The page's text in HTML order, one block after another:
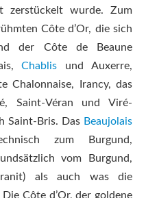
zerstückelt wurde. Zum
Côte d’Or, die sich
der Côte de Beaune
Chablis und Auxerre,
Chalonnaise, Irancy, das
Saint-Véran und Viré-
Saint-Bris. Das Beaujolais
zum Burgund,
vom Burgund,
als auch was die
Côte d’Or, der goldene